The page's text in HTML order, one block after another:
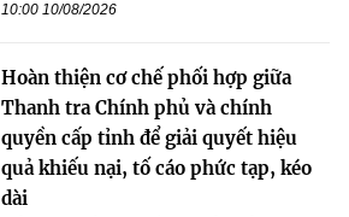
10:00 10/08/2026
Hoàn thiện cơ chế phối hợp giữa
Thanh tra Chính phủ và chính
quyền cấp tỉnh để giải quyết hiệu
quả khiếu nại, tố cáo phức tạp, kéo
dài